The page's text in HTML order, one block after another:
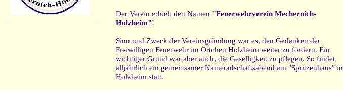
Der Verein erhielt den Namen "Feuerwehrverein Mechernich-
Holzheim"!
Sinn und Zweck der Vereinsgründung war es, den Gedanken der
Freiwilligen Feuerwehr im Örtchen Holzheim weiter zu fördern. Ein
wichtiger Grund war aber auch, die Geselligkeit zu pflegen. So findet
alljährlich ein gemeinsamer Kameradschaftsabend am "Spritzenhaus" in
Holzheim statt.